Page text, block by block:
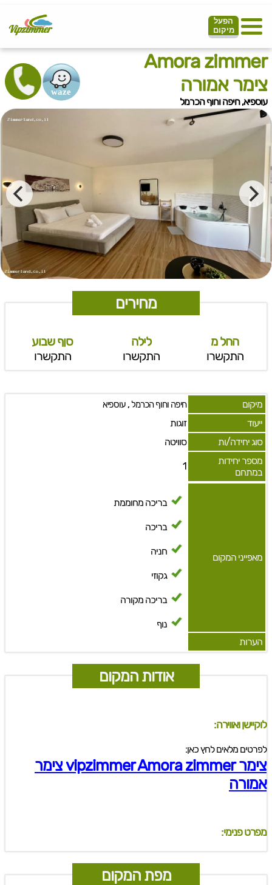
הפעל
מיקום
Amora zimmer
צימר אמורה
עוספיא, חיפה וחוף הכרמל
מחירים
החל מ
התקשרו
לילה
התקשרו
סןף שבוע
התקשרו
מיקום חיפה וחוף הכרמל, עוספיא
ייעוד
זוגות
סוג יחידה/ות
סוויטה
מספר יחידות
במתחם
1
מאפייני המקום
בריכה מחוממת
בריכה
חניה
גקוזי
בריכה מקורה
נוף
הערות
אודות המקום
לוקיישן ואווירה:
לפרטים מלאים לחץ כאן:
צימר vipzimmer Amora zimmer צימר
אמורה
מפרט פנימי:
מפת המקום